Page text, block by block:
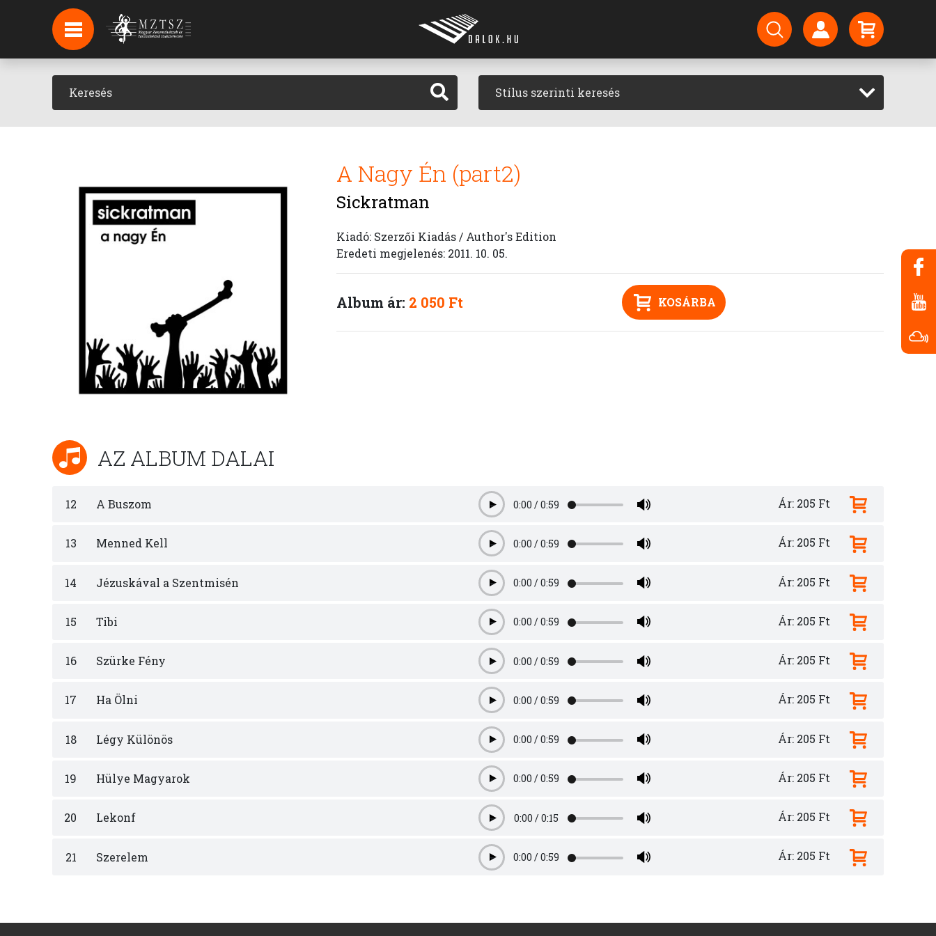
HÍREK
HÍRLEVÉL FELIRATKOZÁS
PODCAST Stílus szerinti keresés
A Nagy Én (part2)
Sickratman
Kiadó: Szerzői Kiadás / Author's Edition
Eredeti megjelenés: 2011. 10. 05.
Album ár: 2 050 Ft KOSÁRBA
AZ ALBUM DALAI
12 A Buszom Play0:00 /0:59 Ár: 205 Ft
13 Menned Kell Play0:00 /0:59 Ár: 205 Ft
14 Jézuskával a Szentmisén Play0:00 /0:59 Ár: 205 Ft
15 Tibi Play0:00 /0:59 Ár: 205 Ft
16 Szürke Fény Play0:00 /0:59 Ár: 205 Ft
17 Ha Ölni Play0:00 /0:59 Ár: 205 Ft
18 Légy Különös Play0:00 /0:59 Ár: 205 Ft
19 Hülye Magyarok Play0:00 /0:59 Ár: 205 Ft
20 Lekonf Play0:00 /0:15 Ár: 205 Ft
21 Szerelem Play0:00 /0:59 Ár: 205 Ft